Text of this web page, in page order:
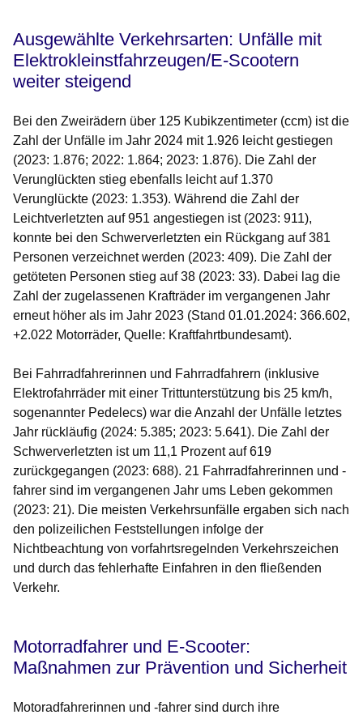
Ausgewählte Verkehrsarten: Unfälle mit
Elektrokleinstfahrzeugen/E-Scootern
weiter steigend
Bei den Zweirädern über 125 Kubikzentimeter (ccm) ist die
Zahl der Unfälle im Jahr 2024 mit 1.926 leicht gestiegen
(2023: 1.876; 2022: 1.864; 2023: 1.876). Die Zahl der
Verunglückten stieg ebenfalls leicht auf 1.370
Verunglückte (2023: 1.353). Während die Zahl der
Leichtverletzten auf 951 angestiegen ist (2023: 911),
konnte bei den Schwerverletzten ein Rückgang auf 381
Personen verzeichnet werden (2023: 409). Die Zahl der
getöteten Personen stieg auf 38 (2023: 33). Dabei lag die
Zahl der zugelassenen Krafträder im vergangenen Jahr
erneut höher als im Jahr 2023 (Stand 01.01.2024: 366.602,
+2.022 Motorräder, Quelle: Kraftfahrtbundesamt).
Bei Fahrradfahrerinnen und Fahrradfahrern (inklusive
Elektrofahrräder mit einer Trittunterstützung bis 25 km/h,
sogenannter Pedelecs) war die Anzahl der Unfälle letztes
Jahr rückläufig (2024: 5.385; 2023: 5.641). Die Zahl der
Schwerverletzten ist um 11,1 Prozent auf 619
zurückgegangen (2023: 688). 21 Fahrradfahrerinnen und -
fahrer sind im vergangenen Jahr ums Leben gekommen
(2023: 21). Die meisten Verkehrsunfälle ergaben sich nach
den polizeilichen Feststellungen infolge der
Nichtbeachtung von vorfahrtsregelnden Verkehrszeichen
und durch das fehlerhafte Einfahren in den fließenden
Verkehr.
Motorradfahrer und E-Scooter:
Maßnahmen zur Prävention und Sicherheit
Motoradfahrerinnen und -fahrer sind durch ihre